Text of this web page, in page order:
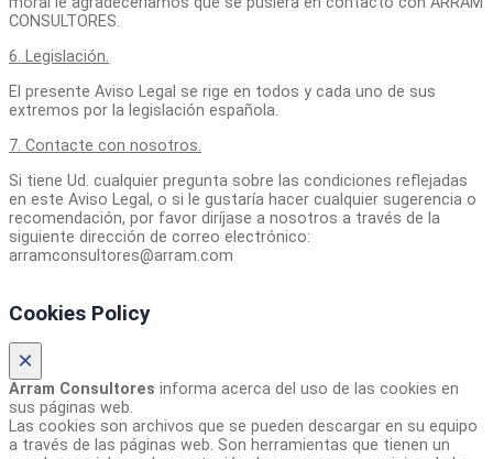
CONSULTORES.
6. Legislación.
El presente Aviso Legal se rige en todos y cada uno de sus
extremos por la legislación española.
7. Contacte con nosotros.
Si tiene Ud. cualquier pregunta sobre las condiciones reflejadas
en este Aviso Legal, o si le gustaría hacer cualquier sugerencia o
recomendación, por favor diríjase a nosotros a través de la
siguiente dirección de correo electrónico:
arramconsultores@arram.com
Cookies Policy
×
Arram Consultores informa acerca del uso de las cookies en
sus páginas web.
Las cookies son archivos que se pueden descargar en su equipo
a través de las páginas web. Son herramientas que tienen un